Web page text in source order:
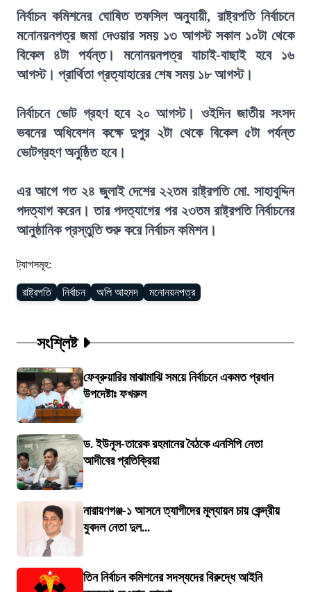
নির্বাচন কমিশনের ঘোষিত তফসিল অনুযায়ী, রাষ্ট্রপতি নির্বাচনে
মনোনয়নপত্র জমা দেওয়ার সময় ১৩ আগস্ট সকাল ১০টা থেকে
বিকেল ৪টা পর্যন্ত। মনোনয়নপত্র যাচাই-বাছাই হবে ১৬
আগস্ট। প্রার্থিতা প্রত্যাহারের শেষ সময় ১৮ আগস্ট।
নির্বাচনে ভোট গ্রহণ হবে ২০ আগস্ট। ওইদিন জাতীয় সংসদ
ভবনের অধিবেশন কক্ষে দুপুর ২টা থেকে বিকেল ৫টা পর্যন্ত
ভোটগ্রহণ অনুষ্ঠিত হবে।
এর আগে গত ২৪ জুলাই দেশের ২২তম রাষ্ট্রপতি মো. সাহাবুদ্দিন
পদত্যাগ করেন। তার পদত্যাগের পর ২৩তম রাষ্ট্রপতি নির্বাচনের
আনুষ্ঠানিক প্রস্তুতি শুরু করে নির্বাচন কমিশন।
ট্যাগসমূহ:
রাষ্ট্রপতি নির্বাচন অলি আহমদ মনোনয়নপত্র
সংশ্লিষ্ট
ফেব্রুয়ারির মাঝামাঝি সময়ে নির্বাচনে একমত প্রধান
উপদেষ্টাঃ ফখরুল
ড. ইউনূস-তারেক রহমানের বৈঠকে এনসিপি নেতা
আদীবের প্রতিক্রিয়া
নারায়ণগঞ্জ-১ আসনে ত্যাগীদের মূল্যায়ন চায় কেন্দ্রীয়
যুবদল নেতা দুল...
তিন নির্বাচন কমিশনের সদস্যদের বিরুদ্ধে আইনি